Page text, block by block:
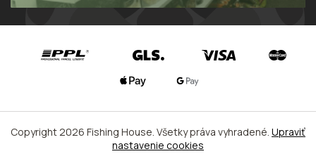
Copyright 2026 Fishing House. Všetky práva vyhradené. Upraviť
nastavenie cookies